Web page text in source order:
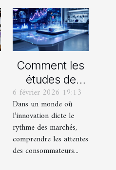
Comment les
études de
marché
façonnent-
elles les
produits de
demain ?
6 février 2026 19:13
Dans un monde où
l’innovation dicte le
rythme des marchés,
comprendre les attentes
des consommateurs...